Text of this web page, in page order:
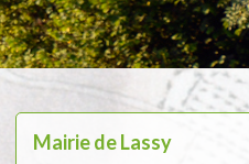
Mairie de Lassy